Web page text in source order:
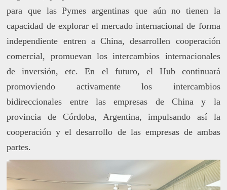
para que las Pymes argentinas que aún no tienen la
capacidad de explorar el mercado internacional de forma
independiente entren a China, desarrollen cooperación
comercial, promuevan los intercambios internacionales
de inversión, etc. En el futuro, el Hub continuará
promoviendo activamente los intercambios
bidireccionales entre las empresas de China y la
provincia de Córdoba, Argentina, impulsando así la
cooperación y el desarrollo de las empresas de ambas
partes.